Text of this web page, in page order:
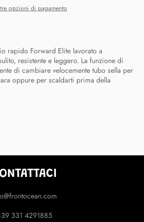
opzioni di pagamento
rapido Forward Elite lavorato a
resistente e leggero. La funzione di
di cambiare velocemente tubo sella per
oppure per scaldarti prima della
331 4291885